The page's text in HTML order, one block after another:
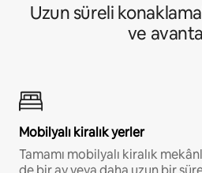
Uzun süreli
ve
Mobilyalı kiralık yerler
Tamamı mobilyalı kiralık